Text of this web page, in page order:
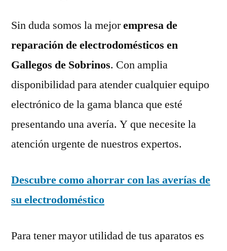
Sin duda somos la mejorempresa de
reparación de electrodomésticos en
Gallegos de Sobrinos. Con amplia
disponibilidad para atender cualquier equipo
electrónico de la gama blanca que esté
presentando una avería. Y que necesite la
atención urgente de nuestros expertos.
Descubre como ahorrar con las averías de
su electrodoméstico
Para tener mayor utilidad de tus aparatos es